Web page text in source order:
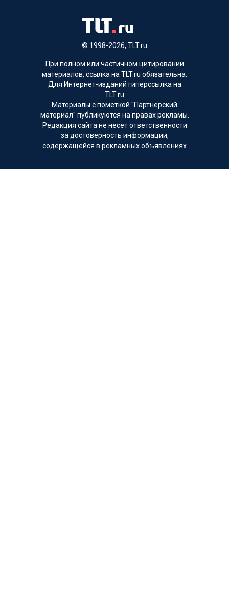
© 1998-2026, TLT.ru
При полном или частичном цитировании
материалов, ссылка на TLT.ru обязательна.
Для Интернет-изданий гиперссылка на
TLT.ru
Материалы с пометкой "Партнерский
материал" публикуются на правах рекламы.
Редакция сайта не несет ответственности
за достоверность информации,
содержащейся в рекламных объявлениях